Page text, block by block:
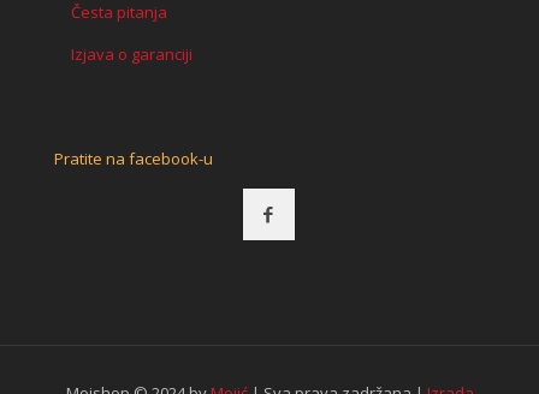
Česta pitanja
Izjava o garanciji
Pratite na facebook-u